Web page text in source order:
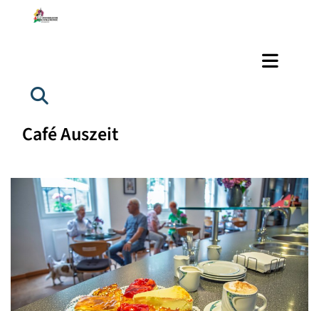
Café Auszeit